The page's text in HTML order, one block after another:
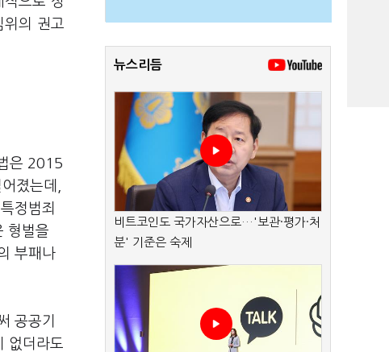
위의 권고
은 2015
졌는데,
정범죄
형벌을
부패나
공공기
없더라도
뉴스리듬
비트코인도 국가자산으로…'보관·평가·처
분' 기준은 숙제